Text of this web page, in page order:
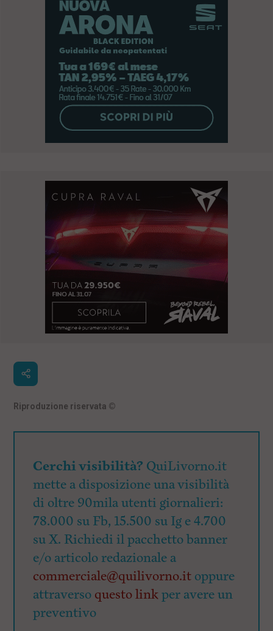
Riproduzione riservata ©
Cerchi visibilità? QuiLivorno.it
mette a disposizione una visibilità
di oltre 90mila utenti giornalieri:
78.000 su Fb, 15.500 su Ig e 4.700
su X. Richiedi il pacchetto banner
e/o articolo redazionale a
commerciale@quilivorno.it oppure
attraverso questo linkper avere un
preventivo